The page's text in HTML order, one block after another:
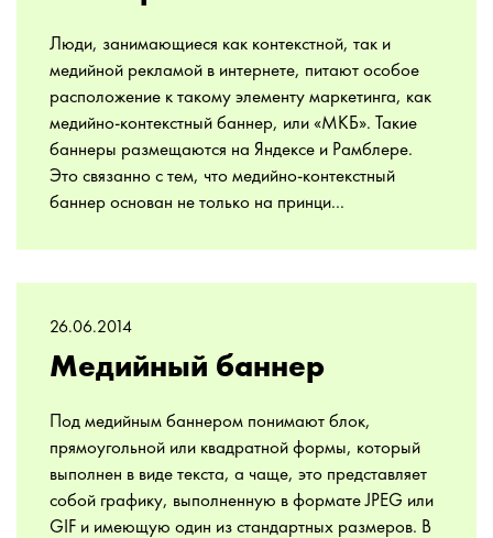
Люди, занимающиеся как контекстной, так и
медийной рекламой в интернете, питают особое
расположение к такому элементу маркетинга, как
медийно-контекстный баннер, или «МКБ». Такие
баннеры размещаются на Яндексе и Рамблере.
Это связанно с тем, что медийно-контекстный
баннер основан не только на принци...
26.06.2014
Медийный баннер
Под медийным баннером понимают блок,
прямоугольной или квадратной формы, который
выполнен в виде текста, а чаще, это представляет
собой графику, выполненную в формате JPEG или
GIF и имеющую один из стандартных размеров. В